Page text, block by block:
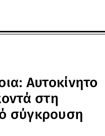
Αυτοκίνητο
στη
σύγκρουση